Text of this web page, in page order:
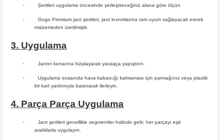
· Şeritleri uygulama öncesinde yerleştireceğiniz alana göre ölçün.
·
Gogo Premium jant şeritleri, jant kıvrımlarına tam uyum sağlayacak esnek
malzemeden üretilmiştir.
3. Uygulama
· Jantın kenarına hizalayarak yavaşça yapıştırın.
·
Uygulama sırasında hava kabarcığı kalmaması için parmağınız veya plastik
bir kart yardımıyla bastırarak ilerleyin.
4. Parça Parça Uygulama
·
Jant şeritleri genellikle segmentler halinde gelir; her parçayı eşit
aralıklarla uygulayın.